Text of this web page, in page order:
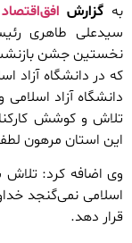
به گزارش
سیدعلی طاهری
نخستین جشن
که در دانشگاه آزاد
دانشگاه آزاد اسلامی
تلاش و کوشش
این استان مرهون
وی اضافه کرد: تلاش
اسلامی نمی‌گنجد
قرار دهد.